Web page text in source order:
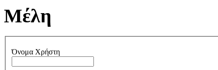
Μέλη
Όνομα Χρήστη